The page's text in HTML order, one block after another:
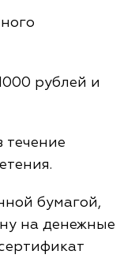
рублей и
течение
бумагой,
на денежные